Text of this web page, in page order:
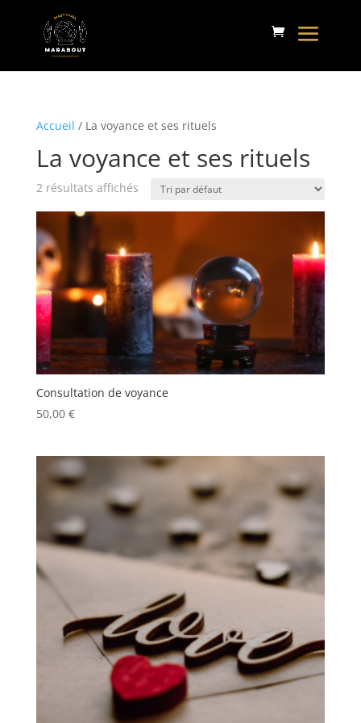
Accueil / La voyance et ses rituels
La voyance et ses rituels
2 résultats affichés
Consultation de voyance
50,00 €